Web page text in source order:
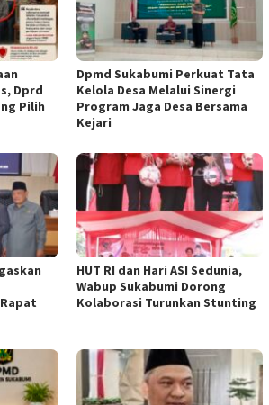
Dprd
Pilih
Dpmd Sukabumi Perkuat Tata
Kelola Desa Melalui Sinergi
Program Jaga Desa Bersama
Kejari
HUT RI dan Hari ASI Sedunia,
Wabup Sukabumi Dorong
Kolaborasi Turunkan Stunting